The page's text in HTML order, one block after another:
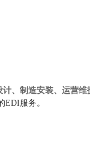
、制造安装、运营维
EDI服务。